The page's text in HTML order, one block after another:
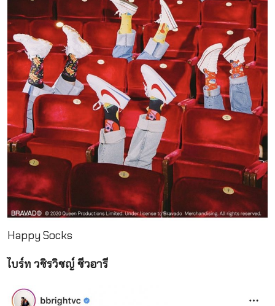
Happy Socks
ไบร์ท วชิรวิชญ์ ชีวอารี